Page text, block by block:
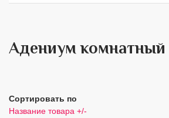
Адениум комнатный
Сортировать по
Название товара +/-